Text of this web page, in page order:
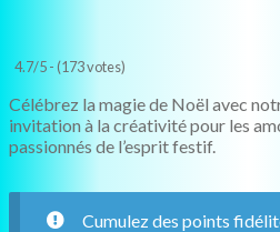
4.7/5 - (173 votes)
Célébrez la magie de Noël avec
invitation à la créativité pour les
passionnés de l’esprit festif.
Cumulez des points